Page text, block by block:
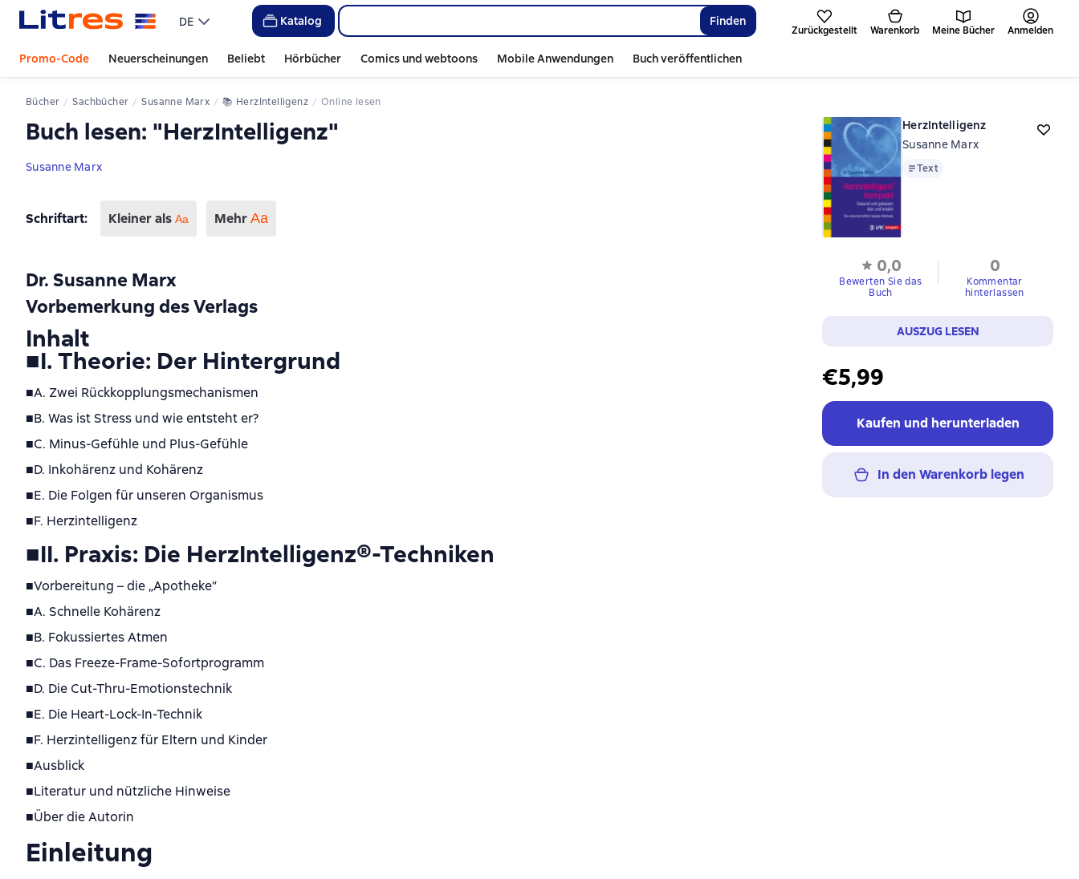
DE Katalog Finden
Zurückgestellt Warenkorb Meine Bücher Anmelden
Promo-Code Neuerscheinungen Beliebt Hörbücher Comics und webtoons Mobile Anwendungen Buch veröffentlichen
Bücher Sachbücher Susanne Marx 📚 HerzIntelligenz Online lesen
Buch lesen: "HerzIntelligenz"
Susanne Marx
Schriftart: Kleiner als Aa Mehr Аа
Dr. Susanne Marx
Vorbemerkung des Verlags
Inhalt
■I. Theorie: Der Hintergrund
■A. Zwei Rückkopplungsmechanismen
■B. Was ist Stress und wie entsteht er?
■C. Minus-Gefühle und Plus-Gefühle
■D. Inkohärenz und Kohärenz
■E. Die Folgen für unseren Organismus
■F. Herzintelligenz
■II. Praxis: Die HerzIntelligenz®-Techniken
■Vorbereitung – die „Apotheke“
■A. Schnelle Kohärenz
■B. Fokussiertes Atmen
■C. Das Freeze-Frame-Sofortprogramm
■D. Die Cut-Thru-Emotionstechnik
■E. Die Heart-Lock-In-Technik
■F. Herzintelligenz für Eltern und Kinder
■Ausblick
■Literatur und nützliche Hinweise
■Über die Autorin
Einleitung
HerzIntelligenz
Susanne Marx
TextText
0,0
Bewerten Sie das
Buch
0
Kommentar
hinterlassen
AUSZUG LESEN
€5,99
Kaufen und herunterladen
In den Warenkorb legen